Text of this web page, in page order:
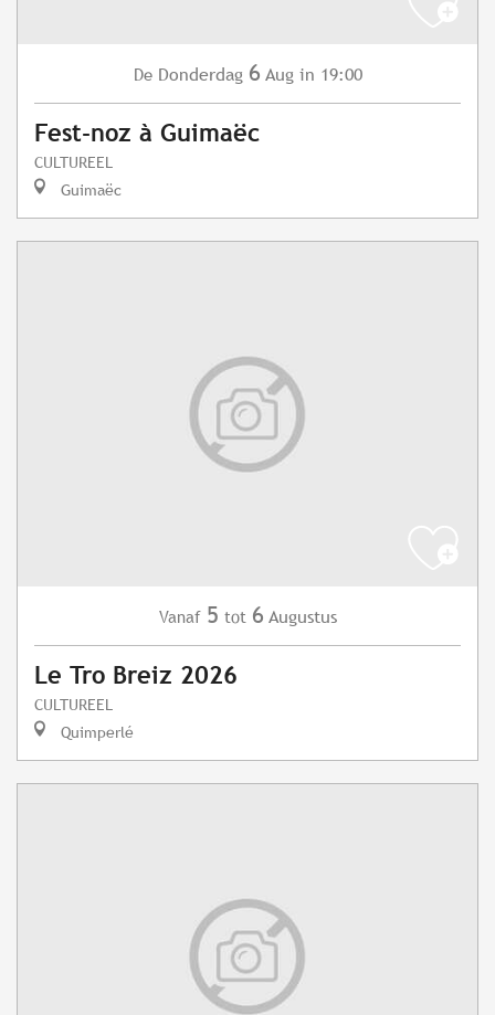
De Donderdag 6 Aug in 19:00
Fest-noz à Guimaëc
CULTUREEL
Guimaëc
Vanaf 5 tot 6 Augustus
Le Tro Breiz 2026
CULTUREEL
Quimperlé